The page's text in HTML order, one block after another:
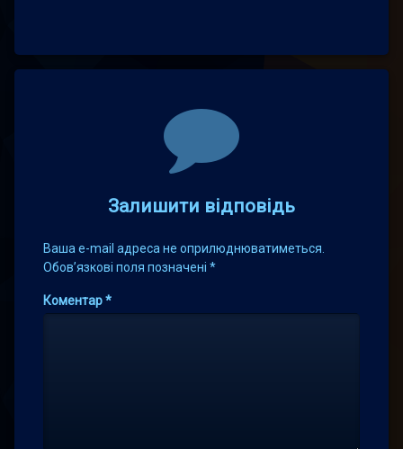
Залишити відповідь
Ваша e-mail адреса не оприлюднюватиметься.
Обов’язкові поля позначені *
Коментар*